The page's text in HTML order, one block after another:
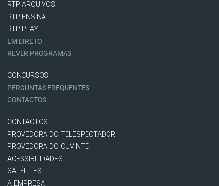
RTP ARQUIVOS
RTP ENSINA
RTP PLAY
EM DIRETO
REVER PROGRAMAS
CONCURSOS
PERGUNTAS FREQUENTES
CONTACTOS
CONTACTOS
PROVEDORA DO TELESPECTADOR
PROVEDORA DO OUVINTE
ACESSIBILIDADES
SATÉLITES
A EMPRESA